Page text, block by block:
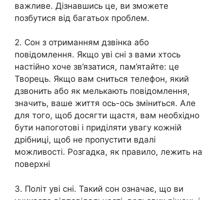
важливе. Дізнавшись це, ви зможете
позбутися від багатьох проблем.
2. Сон з отриманням дзвінка або
повідомлення. Якщо уві сні з вами хтось
настійно хоче зв’язатися, пам’ятайте: це
Творець. Якщо вам сниться телефон, який
дзвонить або як мелькають повідомлення,
значить, ваше життя ось-ось зміниться. Але
для того, щоб досягти щастя, вам необхідно
бути напоготові і приділяти увагу кожній
дрібниці, щоб не пропустити вдалі
можливості. Розгадка, як правило, лежить на
поверхні
3. Політ уві сні. Такий сон означає, що ви